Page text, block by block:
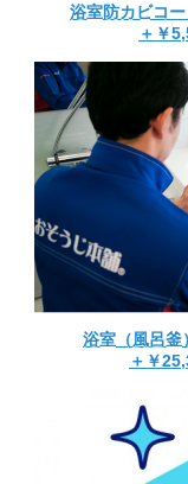
浴室防カビコ
＋￥
浴室（風呂釜
＋￥